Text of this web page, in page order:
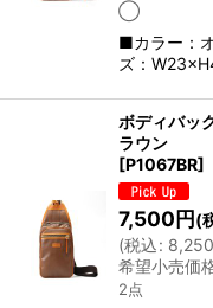
◯
■カラー：
ズ：
ボディバッ
ラウン
[P1067BR]
7,500円(
(税込: 8,250
希望小売価
2点